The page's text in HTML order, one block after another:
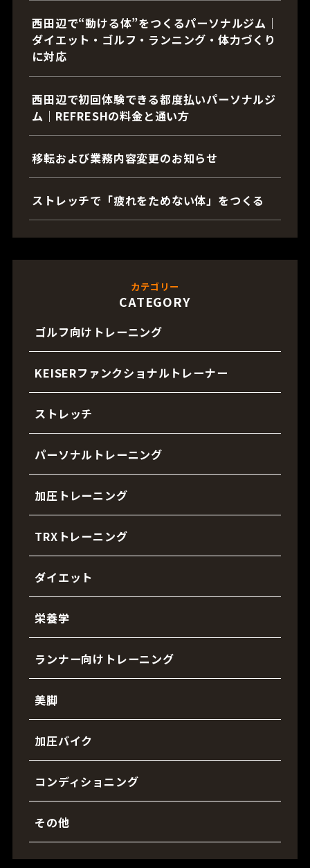
西田辺で“動ける体”をつくるパーソナルジム｜
ダイエット・ゴルフ・ランニング・体力づくり
に対応
西田辺で初回体験できる都度払いパーソナルジ
ム｜REFRESHの料金と通い方
移転および業務内容変更のお知らせ
ストレッチで「疲れをためない体」をつくる
カテゴリー
CATEGORY
ゴルフ向けトレーニング
KEISERファンクショナルトレーナー
ストレッチ
パーソナルトレーニング
加圧トレーニング
TRXトレーニング
ダイエット
栄養学
ランナー向けトレーニング
美脚
加圧バイク
コンディショニング
その他